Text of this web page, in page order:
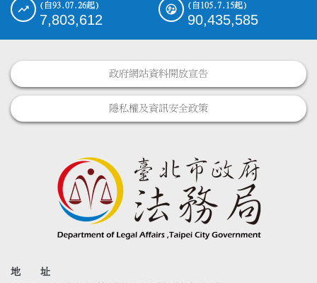
(自93.07.26起)
7,803,612
(自105.7.15起)
90,435,585
政府網站資料開放宣告
隱私權及資訊安全政策
地 址